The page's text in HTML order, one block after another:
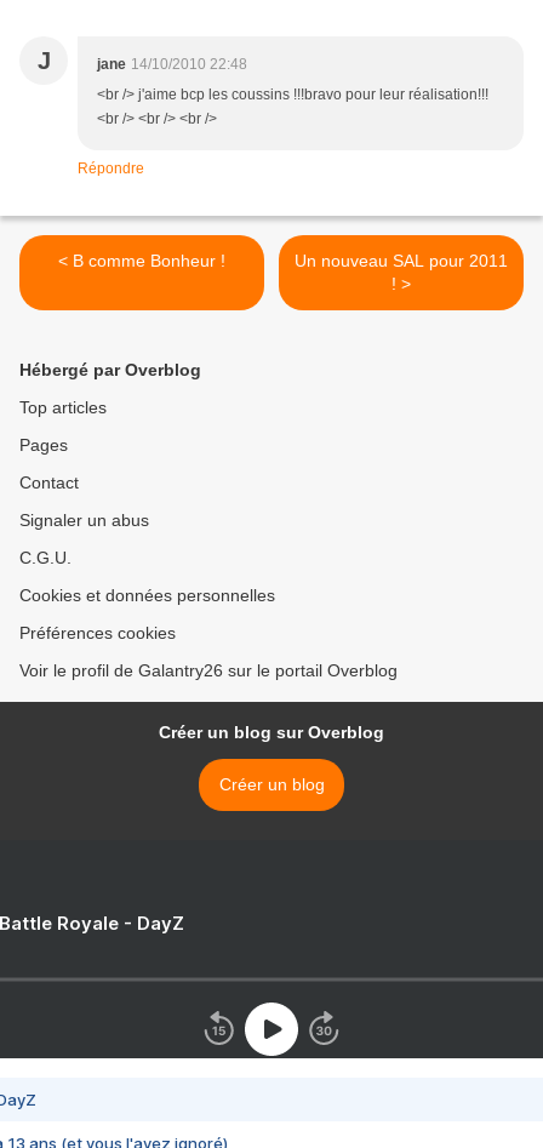
J jane 14/10/2010 22:48
<br /> j'aime bcp les coussins !!!bravo pour leur réalisation!!!
<br /> <br /> <br />
Répondre
< B comme Bonheur !
Un nouveau SAL pour 2011
! >
Hébergé par Overblog
Top articles
Pages
Contact
Signaler un abus
C.G.U.
Cookies et données personnelles
Préférences cookies
Voir le profil de Galantry26 sur le portail Overblog
Créer un blog sur Overblog
Créer un blog
Royale - DayZ
13 ans (et vous l'avez ignoré)